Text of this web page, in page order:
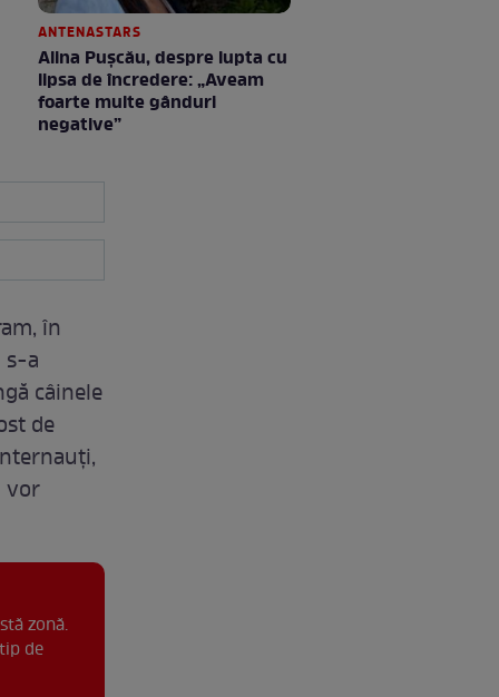
ANTENASTARS
Alina Pușcău, despre lupta cu
lipsa de încredere: „Aveam
foarte multe gânduri
negative”
în
s-a
câinele
de
vor
zonă.
de